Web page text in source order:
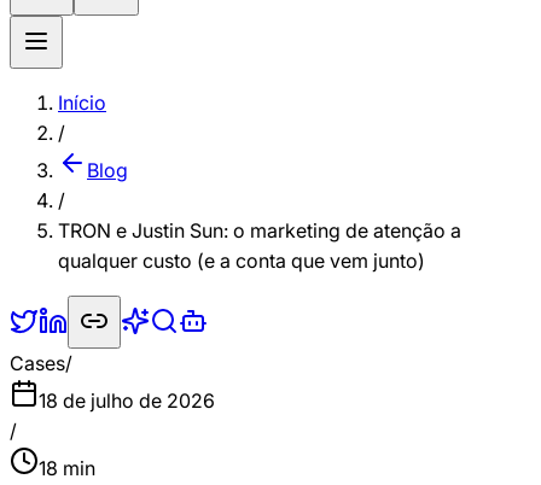
Início
/
Blog
/
TRON e Justin Sun: o marketing de atenção a
qualquer custo (e a conta que vem junto)
Cases/
18 de julho de 2026
/
18 min